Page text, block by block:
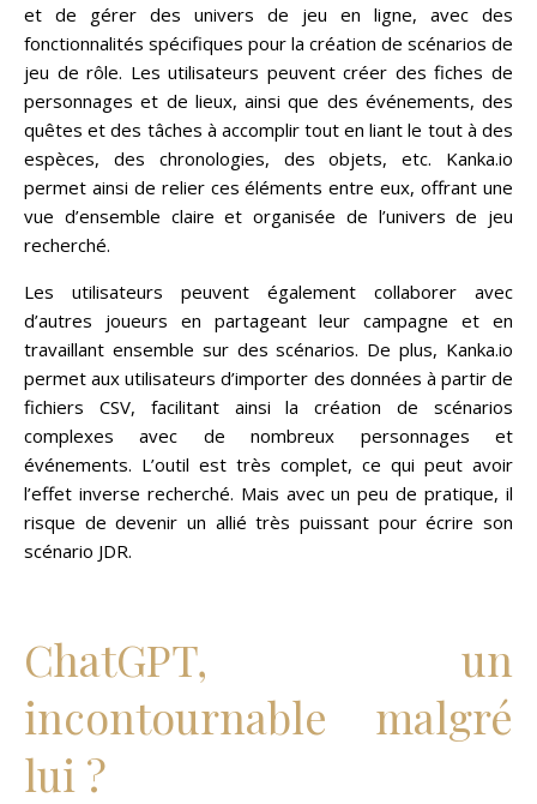
et de gérer des univers de jeu en ligne, avec des
fonctionnalités spécifiques pour la création de scénarios de
jeu de rôle. Les utilisateurs peuvent créer des fiches de
personnages et de lieux, ainsi que des événements, des
quêtes et des tâches à accomplir tout en liant le tout à des
espèces, des chronologies, des objets, etc. Kanka.io
permet ainsi de relier ces éléments entre eux, offrant une
vue d’ensemble claire et organisée de l’univers de jeu
recherché.
Les utilisateurs peuvent également collaborer avec
d’autres joueurs en partageant leur campagne et en
travaillant ensemble sur des scénarios. De plus, Kanka.io
permet aux utilisateurs d’importer des données à partir de
fichiers CSV, facilitant ainsi la création de scénarios
complexes avec de nombreux personnages et
événements. L’outil est très complet, ce qui peut avoir
l’effet inverse recherché. Mais avec un peu de pratique, il
risque de devenir un allié très puissant pour écrire son
scénario JDR.
ChatGPT, un
incontournable malgré
lui ?